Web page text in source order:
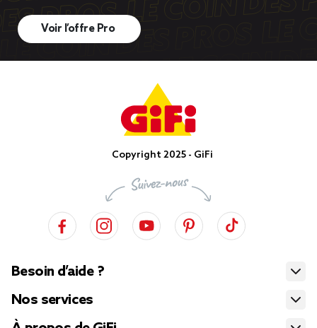
Voir l’offre Pro
Copyright 2025 - GiFi
Besoin d’aide ?
Nos services